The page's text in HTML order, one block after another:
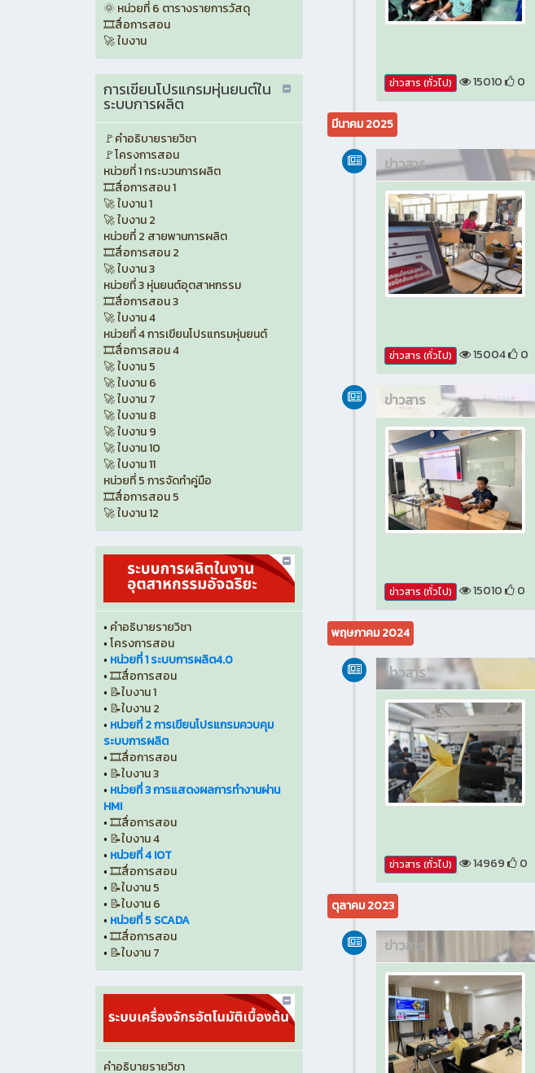
🌞 หน่วยที่ 6 ตารางรายการวัสดุ
🎞️สื่อการสอน
🚀 ใบงาน
การเขียนโปรแกรมหุ่นยนต์ใน
ระบบการผลิต
🚩คำอธิบายรายวิชา
🚩โครงการสอน
หน่วยที่ 1 กระบวนการผลิต
🎞️สื่อการสอน 1
🚀 ใบงาน 1
🚀 ใบงาน 2
หน่วยที่ 2 สายพานการผลิต
🎞️สื่อการสอน 2
🚀 ใบงาน 3
หน่วยที่ 3 หุ่นยนต์อุตสาหกรรม
🎞️สื่อการสอน 3
🚀 ใบงาน 4
หน่วยที่ 4 การเขียนโปรแกรมหุ่นยนต์
🎞️สื่อการสอน 4
🚀 ใบงาน 5
🚀 ใบงาน 6
🚀 ใบงาน 7
🚀 ใบงาน 8
🚀 ใบงาน 9
🚀 ใบงาน 10
🚀 ใบงาน 11
หน่วยที่ 5 การจัดทำคู่มือ
🎞️สื่อการสอน 5
🚀 ใบงาน 12
• คำอธิบายรายวิชา
•โครงการสอน
• หน่วยที่ 1 ระบบการผลิต4.0
•🎞️สื่อการสอน
• 📝ใบงาน 1
• 📝ใบงาน 2
• หน่วยที่ 2 การเขียนโปรแกรมควบคุม
ระบบการผลิต
•🎞️สื่อการสอน
• 📝ใบงาน 3
• หน่วยที่ 3 การแสดงผลการทำงานผ่าน
HMI
•🎞️สื่อการสอน
• 📝ใบงาน 4
• หน่วยที่ 4 IOT
•🎞️สื่อการสอน
• 📝ใบงาน 5
• 📝ใบงาน 6
• หน่วยที่ 5 SCADA
•🎞️สื่อการสอน
• 📝ใบงาน 7
คำอธิบายรายวิชา
ข่าวสาร (ทั่วไป) 15010 0
มีนาคม 2025
ข่าวสาร
ข่าวสาร (ทั่วไป) 15004 0
ข่าวสาร
ข่าวสาร (ทั่วไป) 15010 0
พฤษภาคม 2024
ข่าวสาร
ข่าวสาร (ทั่วไป) 14969 0
ตุลาคม 2023
ข่าวสาร